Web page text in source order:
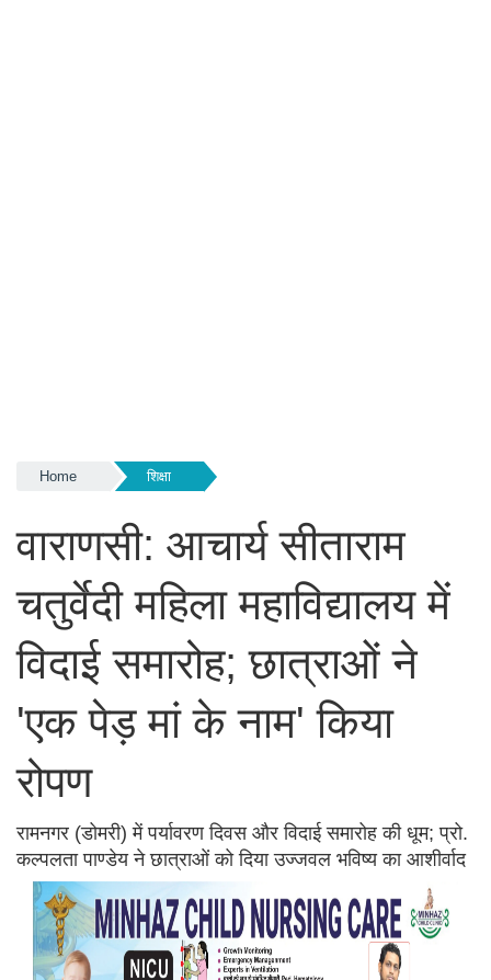
Home शिक्षा
वाराणसी: आचार्य सीताराम
चतुर्वेदी महिला महाविद्यालय में
विदाई समारोह; छात्राओं ने
'एक पेड़ मां के नाम' किया
रोपण
रामनगर (डोमरी) में पर्यावरण दिवस और विदाई समारोह की धूम; प्रो.
कल्पलता पाण्डेय ने छात्राओं को दिया उज्जवल भविष्य का आशीर्वाद